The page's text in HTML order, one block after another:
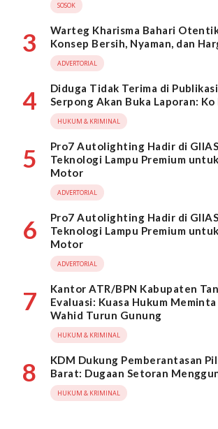
SOSOK
3
Warteg Kharisma Bahari
Konsep Bersih, Nyaman, dan
ADVERTORIAL
4
Diduga Tidak Terima di
Serpong Akan Buka Laporan:
HUKUM & KRIMINAL
5
Pro7 Autolighting Hadir di
Teknologi Lampu Premium
Motor
ADVERTORIAL
6
Pro7 Autolighting Hadir di
Teknologi Lampu Premium
Motor
ADVERTORIAL
7
Kantor ATR/BPN Kabupaten
Evaluasi: Kuasa Hukum
Wahid Turun Gunung
HUKUM & KRIMINAL
8
KDM Dukung Pemberantasan
Barat: Dugaan Setoran
HUKUM & KRIMINAL